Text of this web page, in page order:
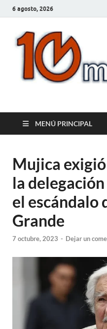
6 agosto, 2026
MENÚ PRINCIPAL
Mujica
la
el escándalo
Grande
7 octubre, 2023 - Dejar un